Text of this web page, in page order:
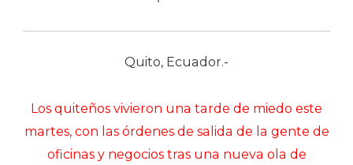
Quito, Ecuador.-
Los quiteños vivieron una tarde de miedo este
martes, con las órdenes de salida de la gente de
oficinas y negocios tras una nueva ola de